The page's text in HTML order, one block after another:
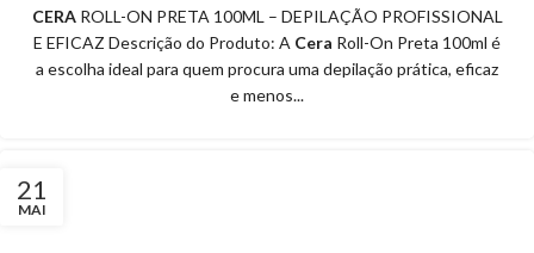
CERAROLL-ON PRETA 100ML – DEPILAÇÃO PROFISSIONAL
E EFICAZ Descrição do Produto: A Cera Roll-On Preta 100ml é
a escolha ideal para quem procura uma depilação prática, eficaz
e menos...
21
MAI